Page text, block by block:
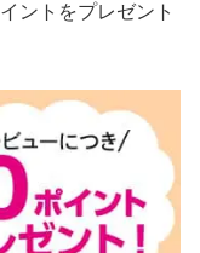
ントをプレゼント